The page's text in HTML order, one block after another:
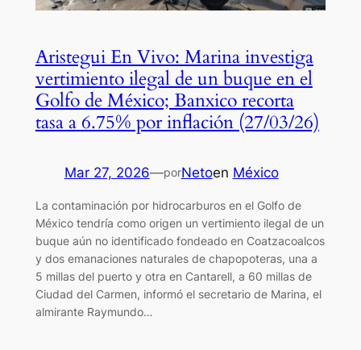
Aristegui En Vivo: Marina investiga
vertimiento ilegal de un buque en el
Golfo de México; Banxico recorta
tasa a 6.75% por inflación (27/03/26)
Mar 27, 2026—porNetoen México
La contaminación por hidrocarburos en el Golfo de
México tendría como origen un vertimiento ilegal de un
buque aún no identificado fondeado en Coatzacoalcos
y dos emanaciones naturales de chapopoteras, una a
5 millas del puerto y otra en Cantarell, a 60 millas de
Ciudad del Carmen, informó el secretario de Marina, el
almirante Raymundo…